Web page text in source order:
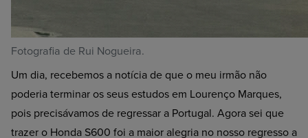
Fotografia de Rui Nogueira.
Um dia, recebemos a notícia de que o meu irmão não
poderia terminar os seus estudos em Lourenço Marques,
pois precisávamos de regressar a Portugal. Agora sei que
trazer o Honda S600 foi a maior alegria no nosso regresso a